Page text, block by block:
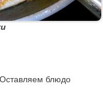
Оставляем блюдо